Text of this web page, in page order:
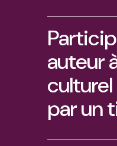
auteur
par un